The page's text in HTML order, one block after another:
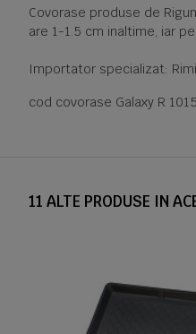
Covorase produse de
are 1-1.5 cm inaltime, iar
Importator specializat:
cod covorase Galaxy R
11 ALTE PRODUSE IN